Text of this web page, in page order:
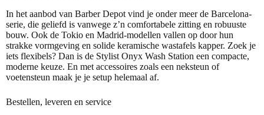
In het aanbod van Barber Depot vind je onder meer de Barcelona-
serie, die geliefd is vanwege z’n comfortabele zitting en robuuste
bouw. Ook de Tokio en Madrid-modellen vallen op door hun
strakke vormgeving en solide keramische wastafels kapper. Zoek je
iets flexibels? Dan is de Stylist Onyx Wash Station een compacte,
moderne keuze. En met accessoires zoals een neksteun of
voetensteun maak je je setup helemaal af.
Bestellen, leveren en service